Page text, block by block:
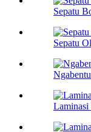
Sepatu
Sepatu